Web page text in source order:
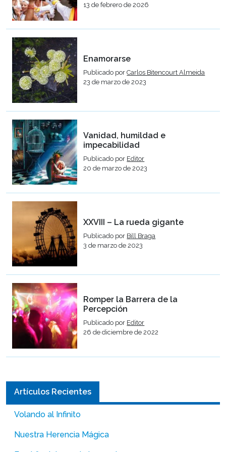
13 de febrero de 2026
Enamorarse
Publicado porCarlos Bitencourt Almeida
23 de marzo de 2023
Vanidad, humildad e
impecabilidad
Publicado por Editor
20 de marzo de 2023
XXVIII – La rueda gigante
Publicado por Bill Braga
3 de marzo de 2023
Romper la Barrera de la
Percepción
Publicado por Editor
26 de diciembre de 2022
Artículos Recientes
Volando al Infinito
Nuestra Herencia Mágica